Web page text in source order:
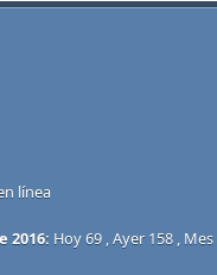
línea
2016: Hoy 69 , Ayer 158 ,